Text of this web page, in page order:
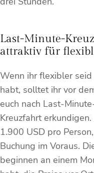
Last-Minute-
attraktiv für
Wenn ihr flexibler
habt, solltet ihr vor
euch nach Last-
Kreuzfahrt
1.900 USD pro
Buchung im Voraus.
beginnen an einem